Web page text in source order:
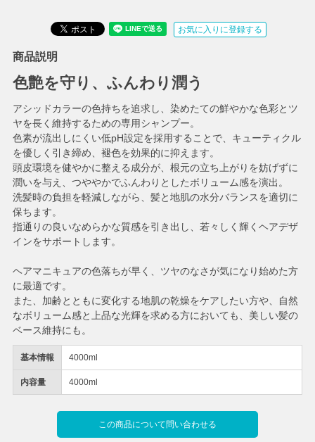
基本情報 4000ml
内容量 4000ml
お気に入りに登録する
この商品について問い合わせる
商品説明
色艶を守り、ふんわり潤う
アシッドカラーの色持ちを追求し、染めたての鮮やかな色彩とツ
ヤを長く維持するための専用シャンプー。
色素が流出しにくい低pH設定を採用することで、キューティクル
を優しく引き締め、褪色を効果的に抑えます。
頭皮環境を健やかに整える成分が、根元の立ち上がりを妨げずに
潤いを与え、つややかでふんわりとしたボリューム感を演出。
洗髪時の負担を軽減しながら、髪と地肌の水分バランスを適切に
保ちます。
指通りの良いなめらかな質感を引き出し、若々しく輝くヘアデザ
インをサポートします。
ヘアマニキュアの色落ちが早く、ツヤのなさが気になり始めた方
に最適です。
また、加齢とともに変化する地肌の乾燥をケアしたい方や、自然
なボリューム感と上品な光輝を求める方においても、美しい髪の
ベース維持にも。